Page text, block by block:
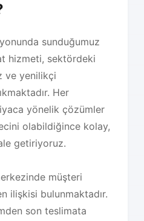
sunduğumuz
hizmeti, sektördeki
ve yenilikçi
Her
yönelik çözümler
olabildiğince kolay,
getiriyoruz.
müşteri
ilişkisi bulunmaktadır.
son teslimata